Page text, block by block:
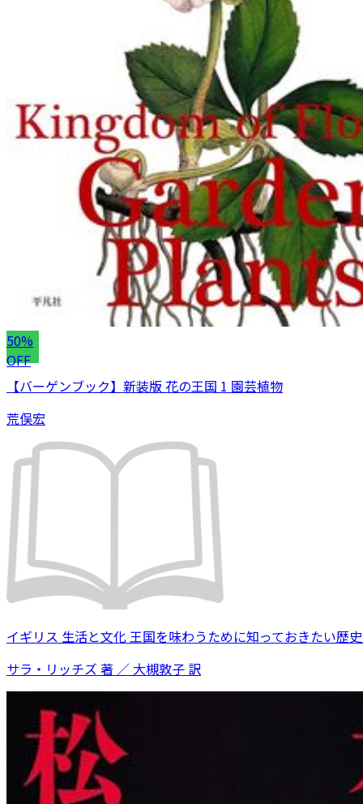
50%
OFF
【バーゲンブック】新装版 花の王国 1 園芸植物
荒俣宏
イギリス 生活と文化 王国を味わうために知っておきたい歴
サラ・リッチズ 著 ／ 大槻敦子 訳